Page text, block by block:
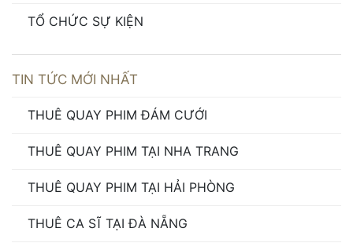
TỔ CHỨC SỰ KIỆN
TIN TỨC MỚI NHẤT
THUÊ QUAY PHIM ĐÁM CƯỚI
THUÊ QUAY PHIM TẠI NHA TRANG
THUÊ QUAY PHIM TẠI HẢI PHÒNG
THUÊ CA SĨ TẠI ĐÀ NẴNG